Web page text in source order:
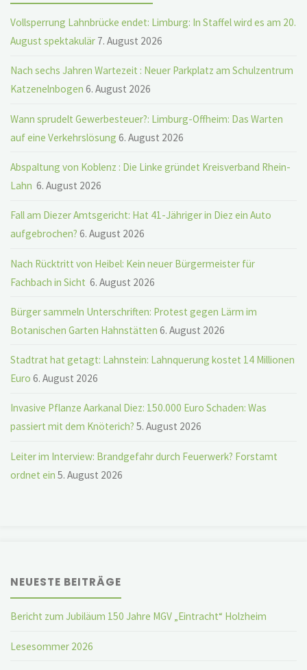
Vollsperrung Lahnbrücke endet: Limburg: In Staffel wird es am 20.
August spektakulär 7. August 2026
Nach sechs Jahren Wartezeit : Neuer Parkplatz am Schulzentrum
Katzenelnbogen 6. August 2026
Wann sprudelt Gewerbesteuer?: Limburg-Offheim: Das Warten
auf eine Verkehrslösung 6. August 2026
Abspaltung von Koblenz : Die Linke gründet Kreisverband Rhein-
Lahn 6. August 2026
Fall am Diezer Amtsgericht: Hat 41-Jähriger in Diez ein Auto
aufgebrochen? 6. August 2026
Nach Rücktritt von Heibel: Kein neuer Bürgermeister für
Fachbach in Sicht 6. August 2026
Bürger sammeln Unterschriften: Protest gegen Lärm im
Botanischen Garten Hahnstätten 6. August 2026
Stadtrat hat getagt: Lahnstein: Lahnquerung kostet 14 Millionen
Euro 6. August 2026
Invasive Pflanze Aarkanal Diez: 150.000 Euro Schaden: Was
passiert mit dem Knöterich? 5. August 2026
Leiter im Interview: Brandgefahr durch Feuerwerk? Forstamt
ordnet ein 5. August 2026
NEUESTE BEITRÄGE
Bericht zum Jubiläum 150 Jahre MGV „Eintracht“ Holzheim
Lesesommer 2026